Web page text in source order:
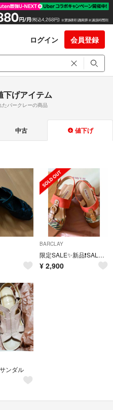
ログイン 会員登録
げアイテム
バークレーの商品
中古 値下げ
BARCLAY
限定SALE✨新品❗️SALE‼️【BARCLAY】サンダル
¥ 2,900
ンダル